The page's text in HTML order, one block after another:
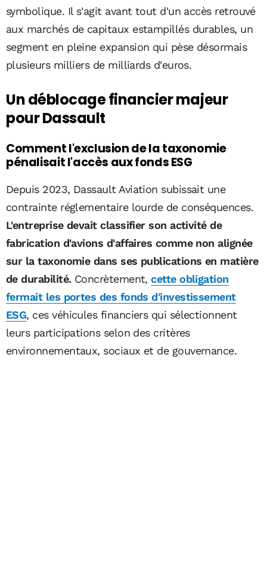
symbolique. Il s'agit avant tout d'un accès retrouvé
aux marchés de capitaux estampillés durables, un
segment en pleine expansion qui pèse désormais
plusieurs milliers de milliards d'euros.
Un déblocage financier majeur
pour Dassault
Comment l'exclusion de la taxonomie
pénalisait l'accès aux fonds ESG
Depuis 2023, Dassault Aviation subissait une
contrainte réglementaire lourde de conséquences.
L'entreprise devait classifier son activité de
fabrication d'avions d'affaires comme non alignée
sur la taxonomie dans ses publications en matière
de durabilité. Concrètement,cette obligation
fermait les portes des fonds d'investissement
ESG, ces véhicules financiers qui sélectionnent
leurs participations selon des critères
environnementaux, sociaux et de gouvernance.